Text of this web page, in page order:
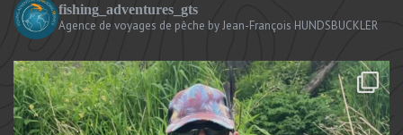
fishing_adventures_gts
Agence de voyages de pêche by Jean-François HUNDSBUCKLER